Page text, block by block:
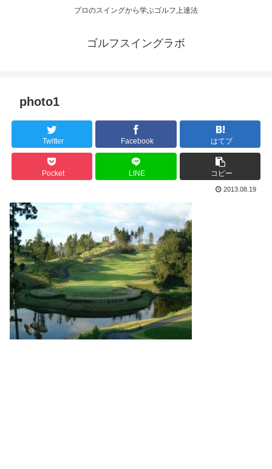
プロのスイングから学ぶゴルフ上達法
ゴルフスイングラボ
photo1
Twitter Facebook はてブ
Pocket LINE コピー
2013.08.19